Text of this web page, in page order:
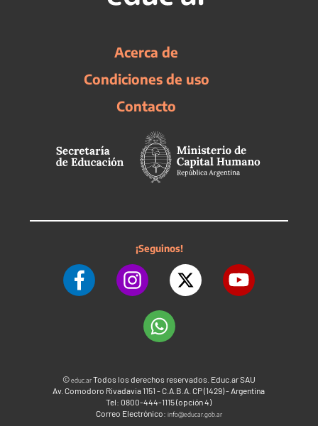
Acerca de
Condiciones de uso
Contacto
¡Seguinos!
©educ.arTodos los derechos reservados. Educ.ar SAU
Av. Comodoro Rivadavia 1151 - C.A.B.A. CP (1429) - Argentina
Tel: 0800-444-1115 (opción 4)
Correo Electrónico: info@educar.gob.ar